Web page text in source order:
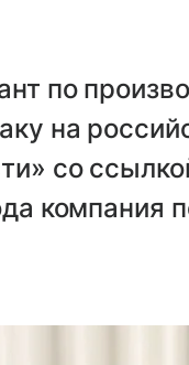
по
на
со
компания